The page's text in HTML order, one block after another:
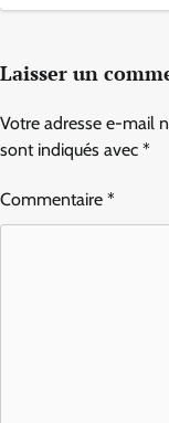
Laisser un
Votre adresse e-mail
sont indiqués avec *
Commentaire *